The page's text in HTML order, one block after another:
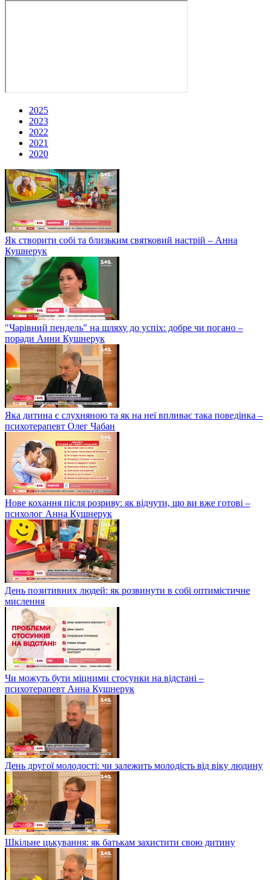
2025
2023
2022
2021
2020
Як створити собі та близьким святковий настрій – Анна
Кушнерук
"Чарівний пендель" на шляху до успіх: добре чи погано –
поради Анни Кушнерук
Яка дитина є слухняною та як на неї впливає така поведінка –
психотерапевт Олег Чабан
Нове кохання після розриву: як відчути, що ви вже готові –
психолог Анна Кушнерук
День позитивних людей: як розвинути в собі оптимістичне
мислення
Чи можуть бути міцними стосунки на відстані –
психотерапевт Анна Кушнерук
День другої молодості: чи залежить молодість від віку людину
Шкільне цькування: як батькам захистити свою дитину